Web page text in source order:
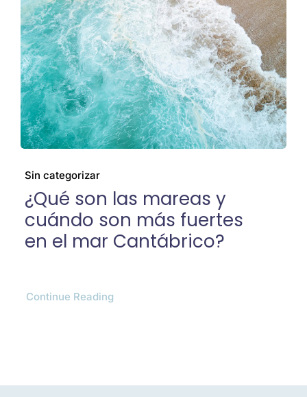
Cenizas
El barco
Preguntas frecuentes
Blog
Sin categorizar
¿Qué son las mareas y
cuándo son más fuertes
en el mar Cantábrico?
Continue Reading